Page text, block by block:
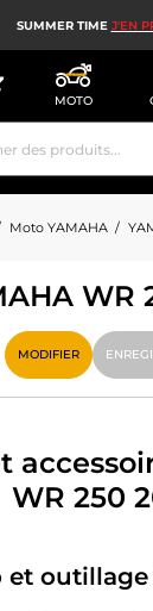
SUMMER TIME J'EN
MOTO
MOTO
MOTO
MOTO
ENDURO ET TRIAL
TECH MOTO
MOTO
MOTO ET
MOTO
Moto YAMAHA
WR
MODIFIER
WR 250
et outillage